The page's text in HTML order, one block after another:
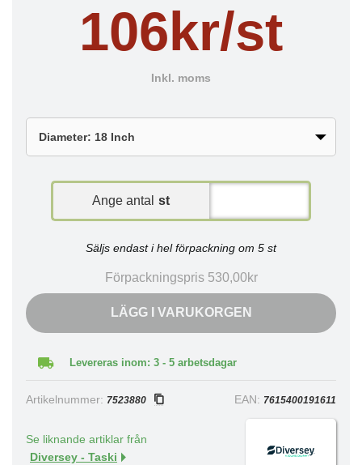
106kr/st
Inkl. moms
Ange antal st
Säljs endast i hel förpackning om 5 st
Förpackningspris 530,00kr
LÄGG I VARUKORGEN
Levereras inom: 3 - 5 arbetsdagar
Artikelnummer: 7523880 EAN: 7615400191611
Se liknande artiklar från
Diversey - Taski